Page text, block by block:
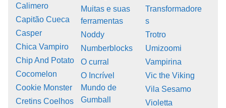
Calimero
Capitão Cueca
Casper
Chica Vampiro
Chip And Potato
Cocomelon
Cookie Monster
Cretins Coelhos
Muitas e suas
ferramentas
Noddy
Numberblocks
O curral
O Incrível
Mundo de
Gumball
Transformadore
s
Trotro
Umizoomi
Vampirina
Vic the Viking
Vila Sesamo
Violetta